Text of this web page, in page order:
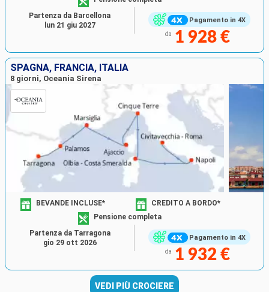
Pagamento in 4X
da 1 928 €
Partenza da Barcellona
lun 21 giu 2027
SPAGNA, FRANCIA, ITALIA
8 giorni, Oceania Sirena
Pagamento in 4X
BEVANDE INCLUSE*
CREDITO A BORDO*
Pensione completa
da 1 932 €
Partenza da Tarragona
gio 29 ott 2026
VEDI PIÙ CROCIERE